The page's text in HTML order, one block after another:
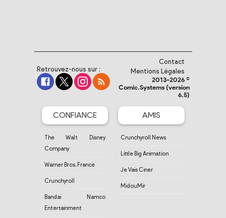
Retrouvez-nous sur :
Contact
Mentions Légales
2013-2026 ©
Comic.Systems (version
6.5)
CONFIANCE
The Walt Disney
Company
Warner Bros. France
Crunchyroll
Bandai Namco
Entertainment
AMIS
Crunchyroll News
Little Big Animation
Je Vais Ciner
MidouMir